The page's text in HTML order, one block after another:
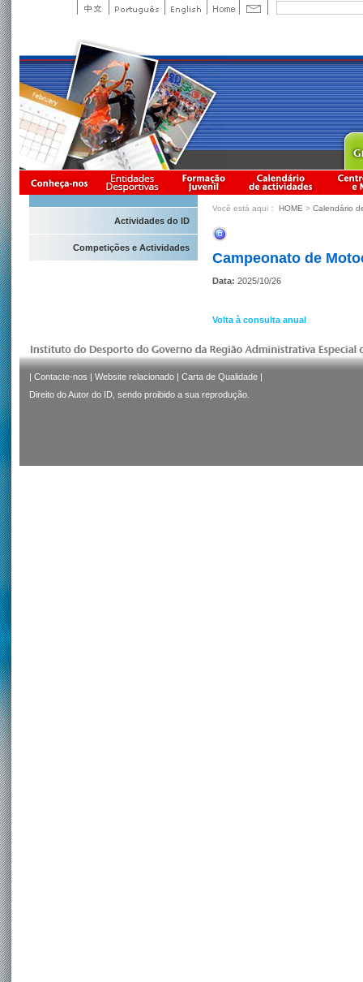
Actividades do ID
Competições e Actividades
Você está aqui： HOME > Calendário
Campeonato de
Data: 2025/10/26
Volta à consulta anual
| Contacte-nos | Website relacionado | Carta de Qualidade |
Direito do Autor do ID, sendo proibido a sua reprodução.